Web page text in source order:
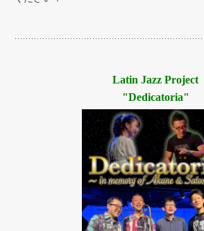
Latin Jazz Project
"Dedicatoria"